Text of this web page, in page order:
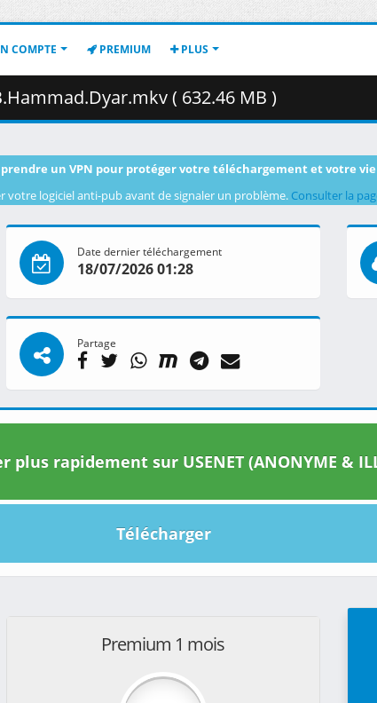
COMPTE PREMIUM PLUS
( 632.46 MB )
un VPN pour protéger votre téléchargement et votre
votre logiciel anti-pub avant de signaler un problème. Consulter la
Date dernier téléchargement
18/07/2026 01:28
Partage
plus rapidement sur USENET (ANONYME &
Télécharger
Premium 1 mois